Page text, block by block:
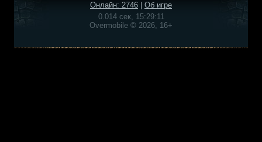
Онлайн: 2746
Об игре
0.014 сек, 15:29:11
Overmobile © 2026, 16+